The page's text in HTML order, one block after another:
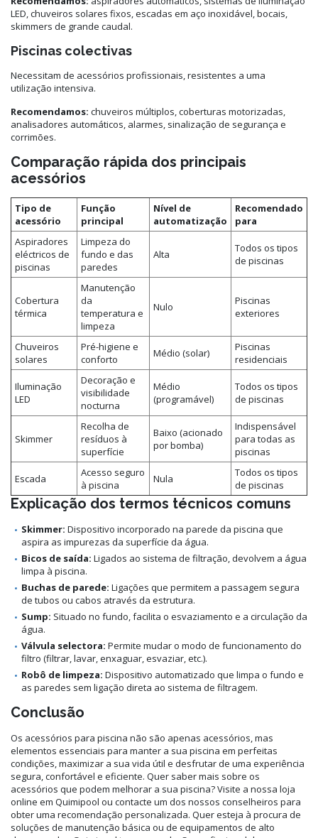
LED, chuveiros solares fixos, escadas em aço inoxidável, bocais,
skimmers de grande caudal.
Piscinas colectivas
Necessitam de acessórios profissionais, resistentes a uma
utilização intensiva.
Recomendamos: chuveiros múltiplos, coberturas motorizadas,
analisadores automáticos, alarmes, sinalização de segurança e
corrimões.
Comparação rápida dos principais
acessórios
Tipo de
acessório
Função
principal
Nível de
automatização
Recomendado
para
Aspiradores
eléctricos de
piscinas
Limpeza do
fundo e das
paredes
Alta
Todos os tipos
de piscinas
Cobertura
térmica
Manutenção
da
temperatura e
limpeza
Nulo
Piscinas
exteriores
Chuveiros
solares
Pré-higiene e
conforto
Médio (solar)
Piscinas
residenciais
Iluminação
LED
Decoração e
visibilidade
nocturna
Médio
(programável)
Todos os tipos
de piscinas
Skimmer
Recolha de
resíduos à
superfície
Baixo (acionado
por bomba)
Indispensável
para todas as
piscinas
Escada
Acesso seguro
à piscina
Nula
Todos os tipos
de piscinas
Explicação dos termos técnicos comuns
Skimmer: Dispositivo incorporado na parede da piscina que
aspira as impurezas da superfície da água.
Bicos de saída: Ligados ao sistema de filtração, devolvem a água
limpa à piscina.
Buchas de parede: Ligações que permitem a passagem segura
de tubos ou cabos através da estrutura.
Sump: Situado no fundo, facilita o esvaziamento e a circulação da
água.
Válvula selectora: Permite mudar o modo de funcionamento do
filtro (filtrar, lavar, enxaguar, esvaziar, etc.).
Robô de limpeza: Dispositivo automatizado que limpa o fundo e
as paredes sem ligação direta ao sistema de filtragem.
Conclusão
Os acessórios para piscina não são apenas acessórios, mas
elementos essenciais para manter a sua piscina em perfeitas
condições, maximizar a sua vida útil e desfrutar de uma experiência
segura, confortável e eficiente. Quer saber mais sobre os
acessórios que podem melhorar a sua piscina? Visite a nossa loja
online em Quimipool ou contacte um dos nossos conselheiros para
obter uma recomendação personalizada. Quer esteja à procura de
soluções de manutenção básica ou de equipamentos de alto